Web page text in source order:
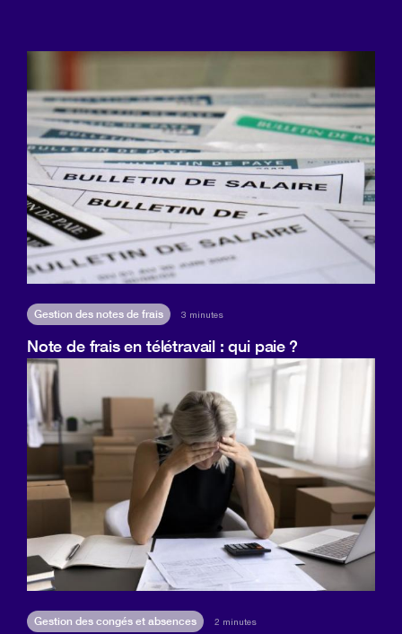
Gestion des notes de frais 3 minutes
Note de frais en télétravail : qui paie ?
Gestion des congés et absences 2 minutes